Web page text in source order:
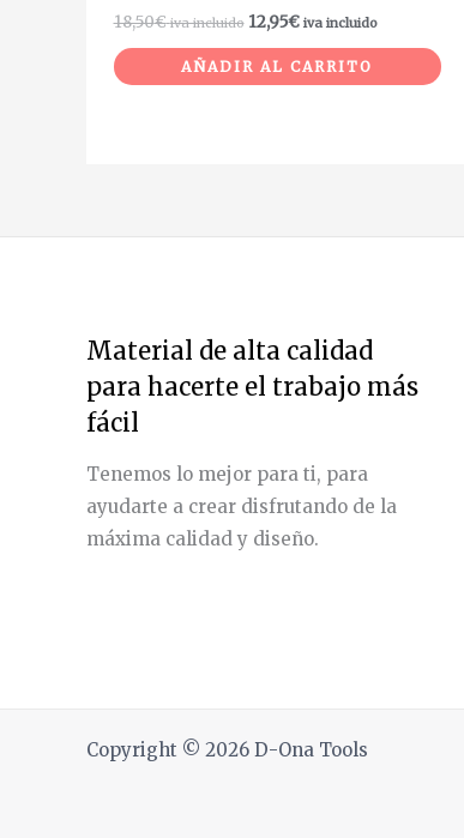
18,50€ iva incluido 12,95€ iva incluido
AÑADIR AL CARRITO
Material de alta calidad
para hacerte el trabajo más
fácil
Tenemos lo mejor para ti, para
ayudarte a crear disfrutando de la
máxima calidad y diseño.
Copyright © 2026 D-Ona Tools